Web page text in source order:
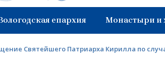
епархия Монастыри и
Святейшего Патриарха Кирилла по